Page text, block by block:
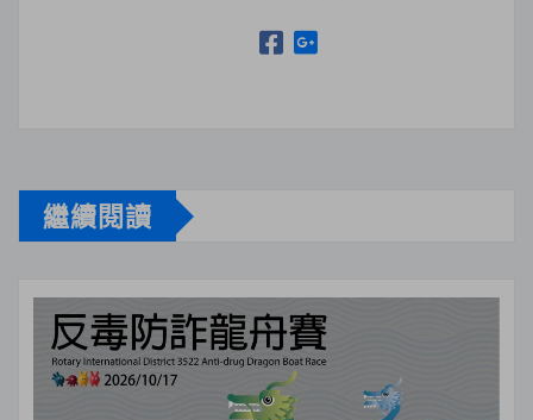
繼續閱讀